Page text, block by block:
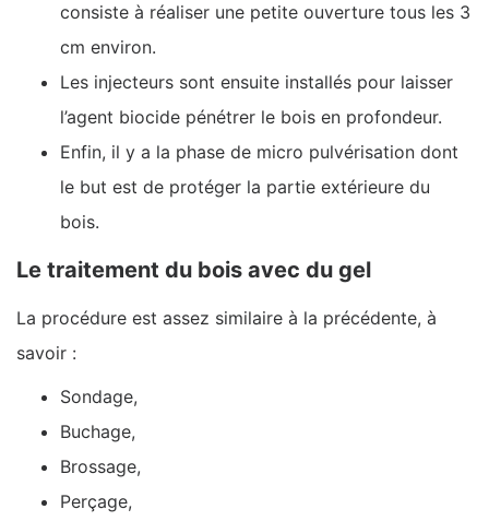
consiste à réaliser une petite ouverture tous les 3
cm environ.
Les injecteurs sont ensuite installés pour laisser
l’agent biocide pénétrer le bois en profondeur.
Enfin, il y a la phase de micro pulvérisation dont
le but est de protéger la partie extérieure du
bois.
Le traitement du bois avec du gel
La procédure est assez similaire à la précédente, à
savoir :
Sondage,
Buchage,
Brossage,
Perçage,